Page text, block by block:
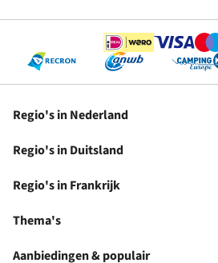
Regio's in Nederland
Regio's in Duitsland
Regio's in Frankrijk
Thema's
Aanbiedingen & populair